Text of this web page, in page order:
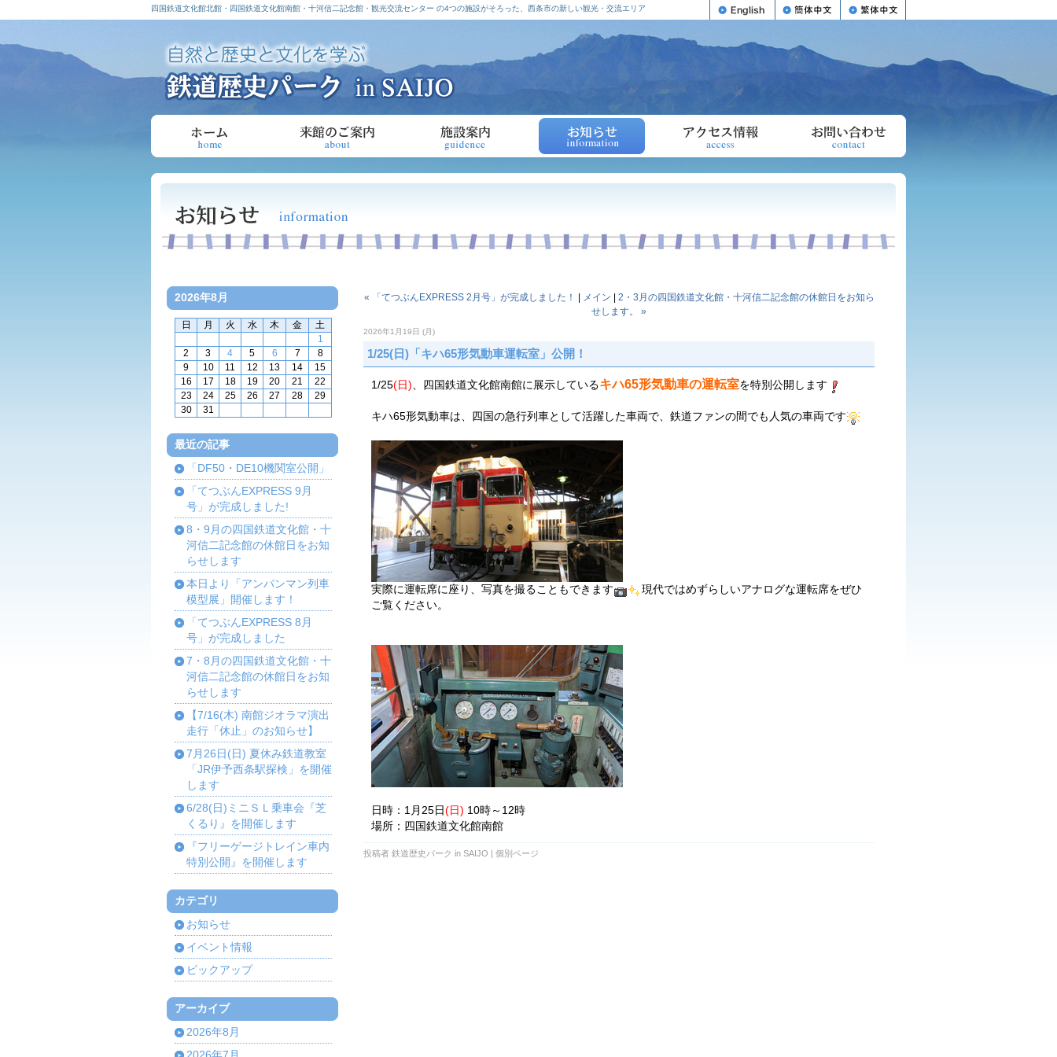
四国鉄道文化館北館・四国鉄道文化館南館・十河信二記念館・観光交流センター の4つの施設がそろった、西条市の新しい観光・交流エリア
2026年8月
日 月 火 水 木 金
土
1
2
3 4 5 6 7
8
9
10 11 12 13 14
15
16
17 18 19 20 21
22
23
24 25 26 27 28
29
30
31
最近の記事
「DF50・DE10機関室公開」
「てつぶんEXPRESS 9月
号」が完成しました!
8・9月の四国鉄道文化館・十
河信二記念館の休館日をお知
らせします
本日より「アンパンマン列車
模型展」開催します！
「てつぶんEXPRESS 8月
号」が完成しました
7・8月の四国鉄道文化館・十
河信二記念館の休館日をお知
らせします
【7/16(木) 南館ジオラマ演出
走行「休止」のお知らせ】
7月26日(日) 夏休み鉄道教室
「JR伊予西条駅探検」を開催
します
6/28(日)ミニＳＬ乗車会『芝
くるり』を開催します
『フリーゲージトレイン車内
特別公開』を開催します
カテゴリ
お知らせ
イベント情報
ピックアップ
アーカイブ
2026年8月
« 「てつぶんEXPRESS 2月号」が完成しました！ メイン
2・3月の四国鉄道文化館・十河信二記念館の休館日をお知ら
せします。 »
2026年1月19日 (月)
1/25(日)「キハ65形気動車運転室」公開！
1/25(日)、四国鉄道文化館南館に展示しているキハ65形気動車の運転室を特別公開します
キハ65形気動車は、四国の急行列車として活躍した車両で、鉄道ファンの間でも人気の車両です
実際に運転席に座り、写真を撮ることもできます
現代ではめずらしいアナログな運転席をぜひ
ご覧ください。
日時：1月25日 (日) 10時～12時
場所：四国鉄道文化館南館
投稿者 鉄道歴史パーク in SAIJO | 個別ページ